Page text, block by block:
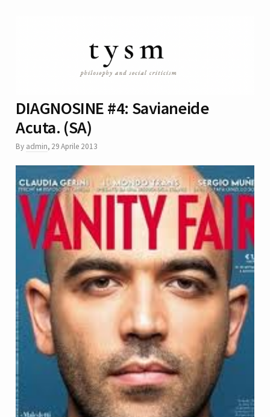
DIAGNOSINE #4: Savianeide
Acuta. (SA)
By admin, 29 Aprile 2013